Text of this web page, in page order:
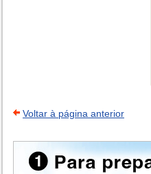
Voltar à página anterior